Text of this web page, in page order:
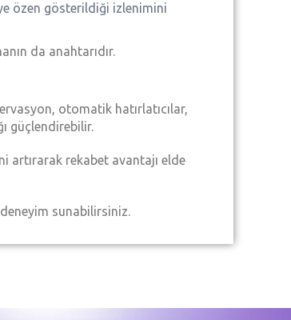
özen gösterildiği izlenimini
da anahtarıdır.
otomatik hatırlatıcılar,
güçlendirebilir.
artırarak rekabet avantajı elde
sunabilirsiniz.